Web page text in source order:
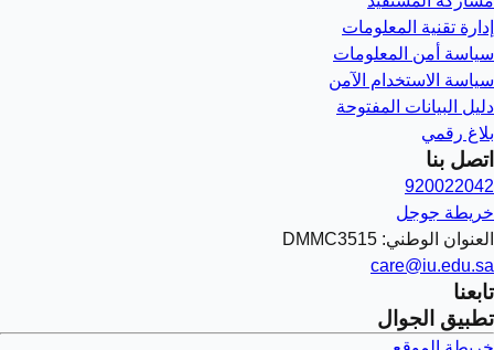
إدارة تقنية المعلومات
سياسة أمن المعلومات
سياسة الاستخدام الآمن
دليل البيانات المفتوحة
بلاغ رقمي
اتصل بنا
920022042
خريطة جوجل
العنوان الوطني: DMMC3515
care@iu.edu.sa
تابعنا
تطبيق الجوال